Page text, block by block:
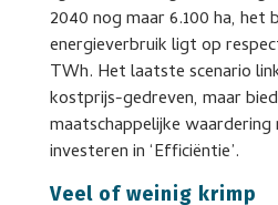
2040 nog maar 6.100 ha, het
energieverbruik ligt op
TWh. Het laatste scenario
kostprijs-gedreven, maar
maatschappelijke
investeren in ‘Efficiëntie’.
Veel of weinig krimp